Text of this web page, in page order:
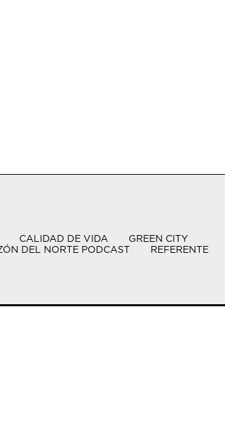
CALIDAD DE VIDA
GREEN CITY
DEL NORTE PODCAST REFERENTE